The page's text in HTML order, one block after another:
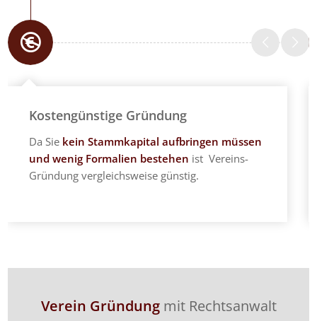
Kostengünstige Gründung
Da Sie kein Stammkapital aufbringen müssen
und wenig Formalien bestehen ist Vereins-
Gründung vergleichsweise günstig.
Verein Gründungmit Rechtsanwalt